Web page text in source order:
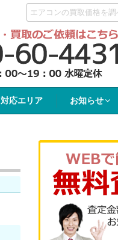
対応エリア お知らせ